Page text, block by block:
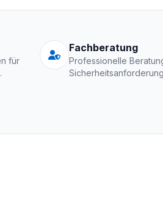
für
Fachberatung
Professionelle